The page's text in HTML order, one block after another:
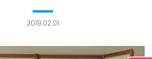
2019.02.01